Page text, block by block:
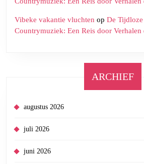
Vibeke vakantie vluchten op De
Countrymuziek: Een Reis door Verhalen
ARCHIEF
augustus 2026
juli 2026
juni 2026